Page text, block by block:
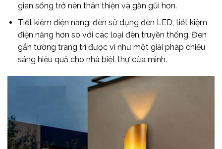
gian sống trở nên thân thiện và gần gũi hơn.
Tiết kiệm điện năng: đèn sử dụng đèn LED, tiết kiệm
điện năng hơn so với các loại đèn truyền thống. Đèn
gắn tường trang trí được ví như một giải pháp chiếu
sáng hiệu quả cho nhà biệt thự của mình.